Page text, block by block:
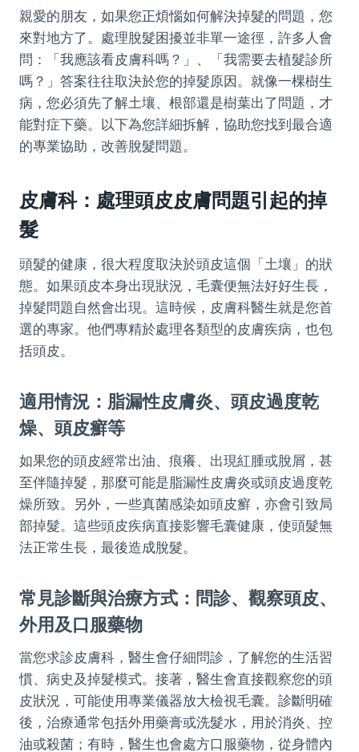
親愛的朋友，如果您正煩惱如何解決掉髮的問題，您
來對地方了。處理脫髮困擾並非單一途徑，許多人會
問：「我應該看皮膚科嗎？」、「我需要去植髮診所
嗎？」答案往往取決於您的掉髮原因。就像一棵樹生
病，您必須先了解土壤、根部還是樹葉出了問題，才
能對症下藥。以下為您詳細拆解，協助您找到最合適
的專業協助，改善脫髮問題。
皮膚科：處理頭皮皮膚問題引起的掉
髮
頭髮的健康，很大程度取決於頭皮這個「土壤」的狀
態。如果頭皮本身出現狀況，毛囊便無法好好生長，
掉髮問題自然會出現。這時候，皮膚科醫生就是您首
選的專家。他們專精於處理各類型的皮膚疾病，也包
括頭皮。
適用情況：脂漏性皮膚炎、頭皮過度乾
燥、頭皮癬等
如果您的頭皮經常出油、痕癢、出現紅腫或脫屑，甚
至伴隨掉髮，那麼可能是脂漏性皮膚炎或頭皮過度乾
燥所致。另外，一些真菌感染如頭皮癬，亦會引致局
部掉髮。這些頭皮疾病直接影響毛囊健康，使頭髮無
法正常生長，最後造成脫髮。
常見診斷與治療方式：問診、觀察頭皮、
外用及口服藥物
當您求診皮膚科，醫生會仔細問診，了解您的生活習
慣、病史及掉髮模式。接著，醫生會直接觀察您的頭
皮狀況，可能使用專業儀器放大檢視毛囊。診斷明確
後，治療通常包括外用藥膏或洗髮水，用於消炎、控
油或殺菌；有時，醫生也會處方口服藥物，從身體內